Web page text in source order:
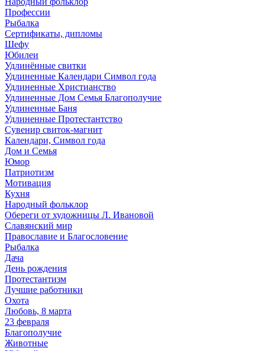
Профессии
Рыбалка
Сертификаты, дипломы
Шефу
Юбилеи
Удлинённые свитки
Удлиненные Календари Символ года
Удлиненные Христианство
Удлиненные Дом Семья Благополучие
Удлиненные Баня
Удлиненные Протестантство
Сувенир свиток-магнит
Календари, Символ года
Дом и Семья
Юмор
Патриотизм
Мотивация
Кухня
Народный фольклор
Обереги от художницы Л. Ивановой
Славянский мир
Православие и Благословение
Рыбалка
Дача
День рождения
Протестантизм
Лучшие работники
Охота
Любовь, 8 марта
23 февраля
Благополучие
Животные